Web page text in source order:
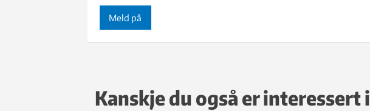
Meld på
Kanskje du også er interessert i